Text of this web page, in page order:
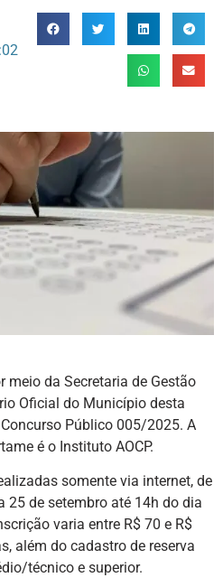
meio da Secretaria de Gestão
Oficial do Município desta
Público 005/2025. A
é o Instituto AOCP.
somente via internet, de
25 de setembro até 14h do dia
varia entre R$ 70 e R$
além do cadastro de reserva
técnico e superior.